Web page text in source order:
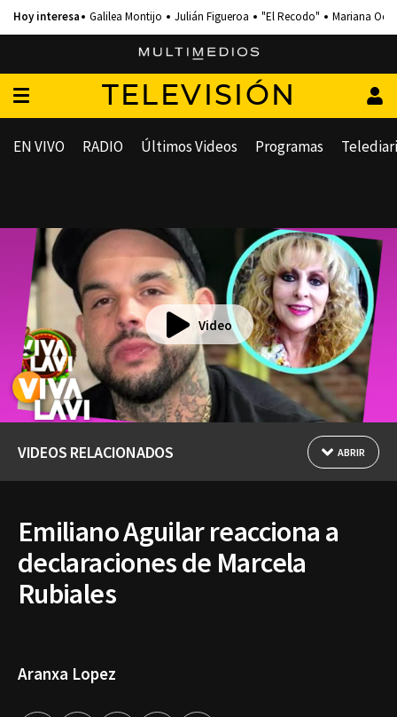
Galilea Montijo Julián Figueroa "El Recodo" Mariana
TELEVISIÓN
EN VIVO RADIO Últimos Videos Programas
Video
VIDEOS RELACIONADOS ABRIR
Emiliano Aguilar reacciona a
declaraciones de Marcela
Rubiales
Aranxa Lopez